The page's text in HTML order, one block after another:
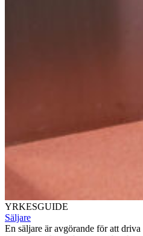
YRKESGUIDE
Säljare
En säljare är avgörande för att